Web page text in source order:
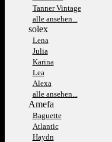
Tanner Vintage
alle ansehen...
solex
Lena
Julia
Karina
Lea
Alexa
alle ansehen...
Amefa
Baguette
Atlantic
Haydn